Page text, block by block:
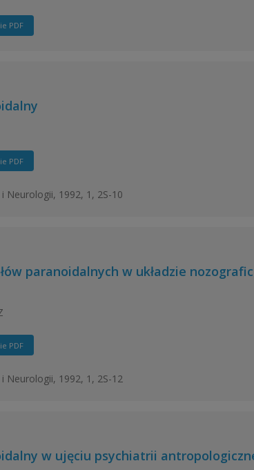
PDF
PDF
Neurologii, 1992, 1, 2S-10
paranoidalnych w układzie
PDF
Neurologii, 1992, 1, 2S-12
w ujęciu psychiatrii